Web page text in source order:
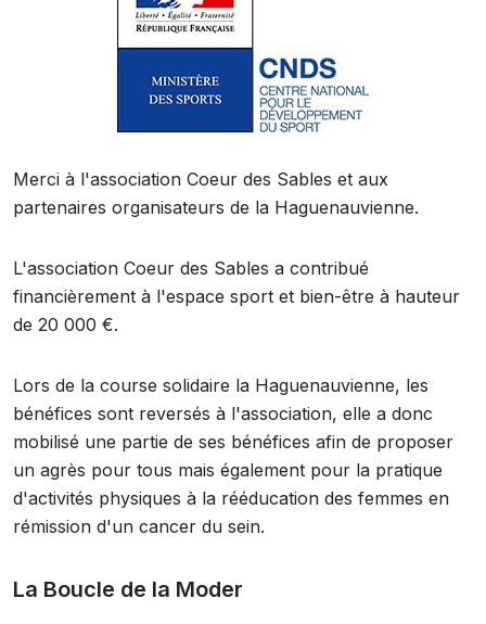
Merci à l'association Coeur des Sables et aux
partenaires organisateurs de la Haguenauvienne.
L'association Coeur des Sables a contribué
financièrement à l'espace sport et bien-être à hauteur
de 20 000 €.
Lors de la course solidaire la Haguenauvienne, les
bénéfices sont reversés à l'association, elle a donc
mobilisé une partie de ses bénéfices afin de proposer
un agrès pour tous mais également pour la pratique
d'activités physiques à la rééducation des femmes en
rémission d'un cancer du sein.
La Boucle de la Moder